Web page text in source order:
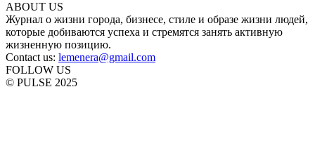
ABOUT US
Журнал о жизни города, бизнесе, стиле и образе жизни людей,
которые добиваются успеха и стремятся занять активную
жизненную позицию.
Contact us: lemenera@gmail.com
FOLLOW US
© PULSE 2025